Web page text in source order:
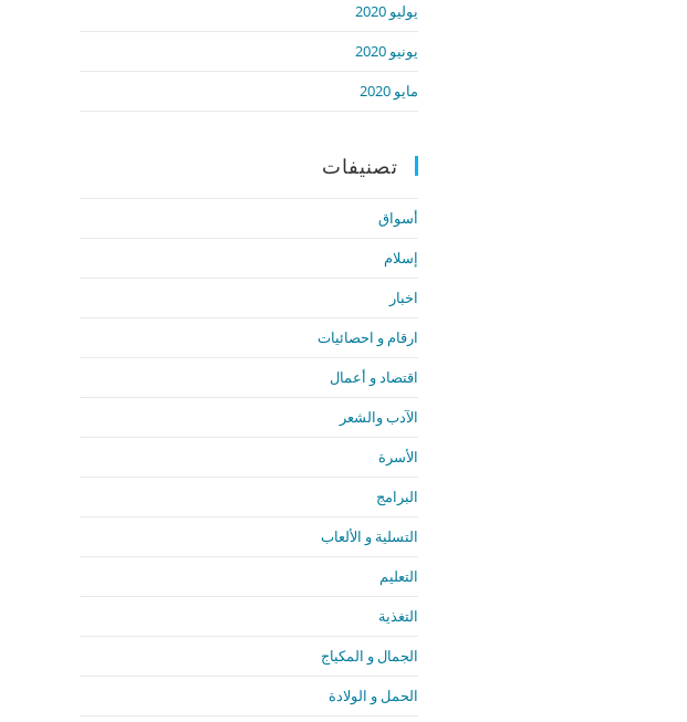
يوليو 2020
يونيو 2020
مايو 2020
تصنيفات
أسواق
إسلام
اخبار
ارقام و احصائيات
اقتصاد و أعمال
الآدب والشعر
الأسرة
البرامج
التسلية و الألعاب
التعليم
التغذية
الجمال و المكياج
الحمل و الولادة